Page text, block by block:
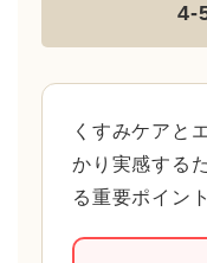
4-
くすみケアと
かり実感する
る重要ポイン